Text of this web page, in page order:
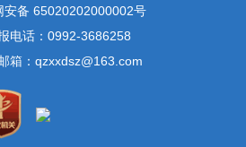
安备 65020202000002号
电话：0992-3686258
箱：qzxxdsz@163.com